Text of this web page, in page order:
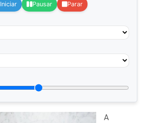
Iniciar Pausar Parar
A